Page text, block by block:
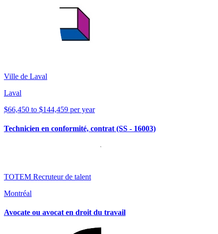
Ville de Laval
Laval
$66,450 to $144,459 per year
Technicien en conformité, contrat (SS - 16003)
TOTEM Recruteur de talent
Montréal
Avocate ou avocat en droit du travail